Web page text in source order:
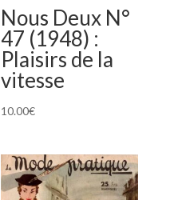
Nous Deux N°
47 (1948) :
Plaisirs de la
vitesse
10.00€